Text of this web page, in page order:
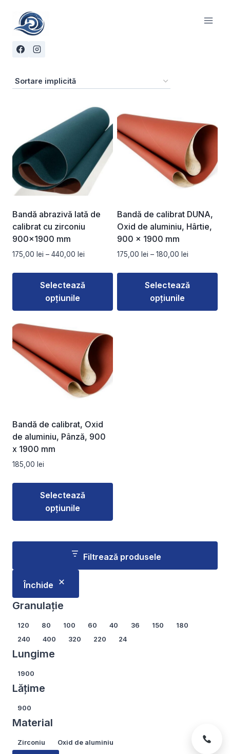
content
Bandă abrazivă lată de
calibrat cu zirconiu
900×1900 mm
175,00 lei – 440,00 lei
prețuri:
175,00 lei
Selectează
opțiunile
produs
are
mai
multe
fi
alese
în
produsului.
Bandă de calibrat DUNA,
Oxid de aluminiu, Hârtie,
900 x 1900 mm
175,00 lei – 180,00 lei
prețuri:
175,00 lei
Selectează
opțiunile
Bandă de calibrat, Oxid
de aluminiu, Pânză, 900
x 1900 mm
185,00 lei
Selectează
opțiunile
produs
multe
variații.
Opțiunile
alese
în
Filtrează produsele
Închide
Granulație
Granulație
120 80 100 60 40 36 150
180
240
400 320 220 24
Lungime
Lungime
1900
Lățime
Lățime
900
Material
Material
Zirconiu Oxid de aluminiu